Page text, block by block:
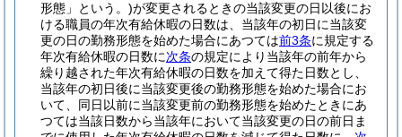
形態」という。)が変更されるときの当該変更の日以後にお
ける職員の年次有給休暇の日数は、当該年の初日に当該変
更の日の勤務形態を始めた場合にあつては前3条に規定する
年次有給休暇の日数に次条の規定により当該年の前年から
繰り越された年次有給休暇の日数を加えて得た日数とし、
当該年の初日後に当該変更後の勤務形態を始めた場合にお
いて、同日以前に当該変更前の勤務形態を始めたときにあ
つては当該日数から当該年において当該変更の日の前日ま